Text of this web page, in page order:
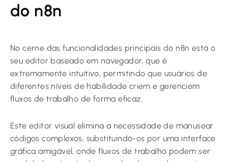
do n8n
No cerne das funcionalidades principais do n8n está o
seu editor baseado em navegador, que é
extremamente intuitivo, permitindo que usuários de
diferentes níveis de habilidade criem e gerenciem
fluxos de trabalho de forma eficaz.
Este editor visual elimina a necessidade de manusear
códigos complexos, substituindo-os por uma interface
gráfica amigável, onde fluxos de trabalho podem ser